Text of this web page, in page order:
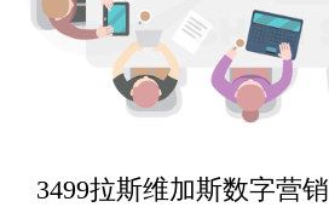
3499拉斯维加斯数字营销